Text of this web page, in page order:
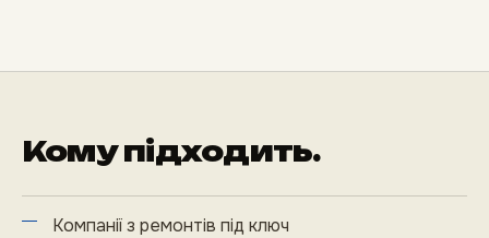
Кому підходить.
Компанії з ремонтів під ключ